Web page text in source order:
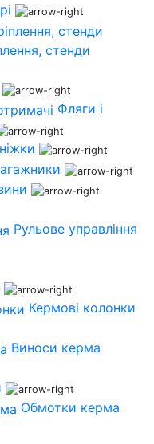
стенди
Фляги і
Рульове управління
Кермові колонки
Виноси керма
Обмотки керма